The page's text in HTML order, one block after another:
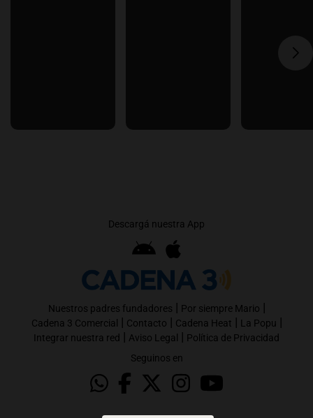
Descargá nuestra App
Nuestros padres fundadores | Por siempre Mario |
Cadena 3 Comercial | Contacto | Cadena Heat | La Popu |
Integrar nuestra red | Aviso Legal | Política de Privacidad
Seguinos en